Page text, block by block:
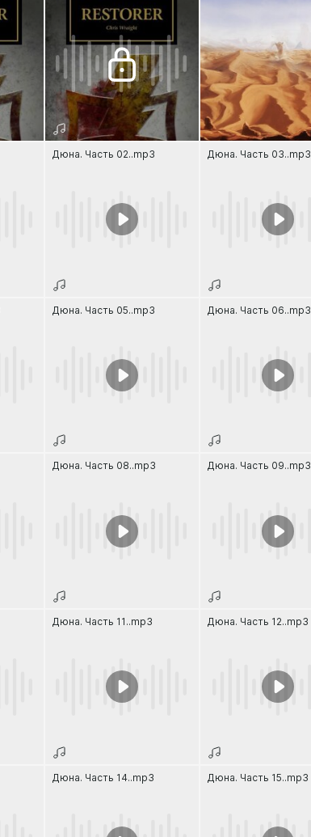
Дюна. Часть 02..mp3 Дюна. Часть 03..mp3
Дюна. Часть 05..mp3 Дюна. Часть 06..mp3
Дюна. Часть 08..mp3 Дюна. Часть 09..mp3
Дюна. Часть 11..mp3 Дюна. Часть 12..mp3
Дюна. Часть 14..mp3 Дюна. Часть 15..mp3